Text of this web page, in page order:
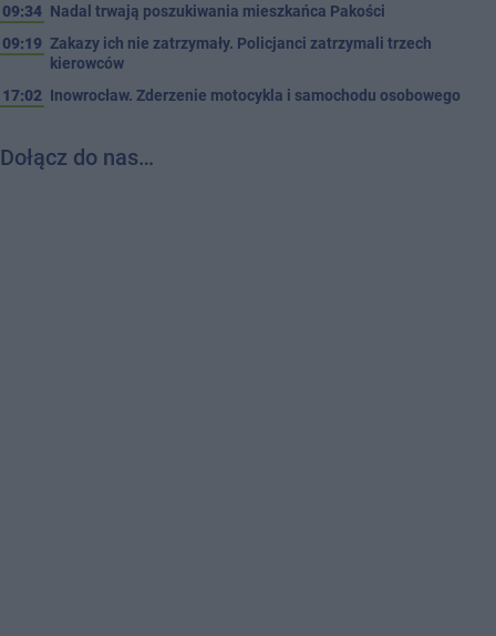
09:34 Nadal trwają poszukiwania mieszkańca Pakości
09:19 Zakazy ich nie zatrzymały. Policjanci zatrzymali trzech
kierowców
17:02 Inowrocław. Zderzenie motocykla i samochodu osobowego
Dołącz do nas…